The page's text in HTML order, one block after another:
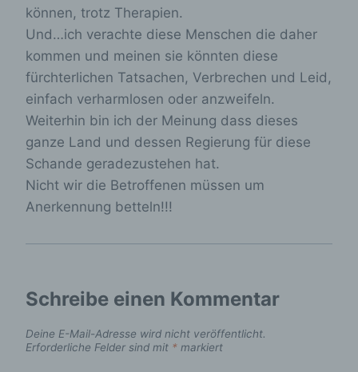
können, trotz Therapien.
Und…ich verachte diese Menschen die daher
kommen und meinen sie könnten diese
fürchterlichen Tatsachen, Verbrechen und Leid,
einfach verharmlosen oder anzweifeln.
Weiterhin bin ich der Meinung dass dieses
ganze Land und dessen Regierung für diese
Schande geradezustehen hat.
Nicht wir die Betroffenen müssen um
Anerkennung betteln!!!
Schreibe einen Kommentar
Deine E-Mail-Adresse wird nicht veröffentlicht.
Erforderliche Felder sind mit * markiert
werden können die (1) verwendeten
Browsertypen und Versionen, (2) das vom
zugreifenden System verwendete
welcher ein zugreifendes System auf unsere
Internetseite gelangt (sogenannte Referrer), (4)
die Unterwebseiten, welche über ein
zugreifendes System auf unserer Internetseite
angesteuert werden, (5) das Datum und die
Uhrzeit eines Zugriffs auf die Internetseite, (6)
eine Internet-Protokoll-Adresse (IP-Adresse),
(7) der Internet-Service-Provider des
zugreifenden Systems und (8) sonstige ähnliche
Gefahrenabwehr im Falle von Angriffen auf
Bei der Nutzung dieser allgemeinen Daten und
die betroffene Person. Diese Informationen werden
vielmehr benötigt, um (1) die Inhalte unserer